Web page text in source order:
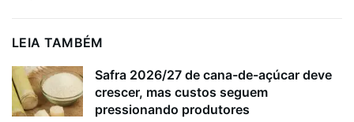
LEIA TAMBÉM
Safra 2026/27 de cana-de-açúcar deve
crescer, mas custos seguem
pressionando produtores